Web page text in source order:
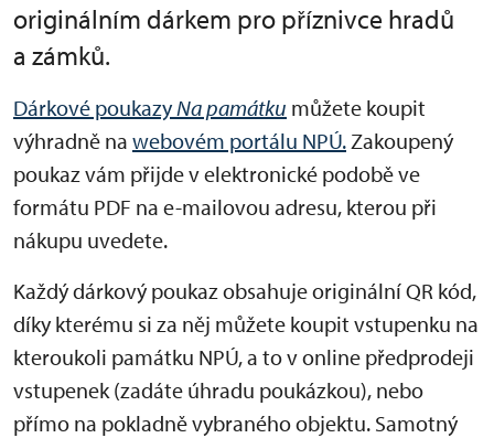
originálním dárkem pro příznivce hradů
a zámků.
Dárkové poukazyNa památku můžete koupit
výhradně na webovém portálu NPÚ. Zakoupený
poukaz vám přijde v elektronické podobě ve
formátu PDF na e-mailovou adresu, kterou při
nákupu uvedete.
Každý dárkový poukaz obsahuje originální QR kód,
díky kterému si za něj můžete koupit vstupenku na
kteroukoli památku NPÚ, a to v online předprodeji
vstupenek (zadáte úhradu poukázkou), nebo
přímo na pokladně vybraného objektu. Samotný